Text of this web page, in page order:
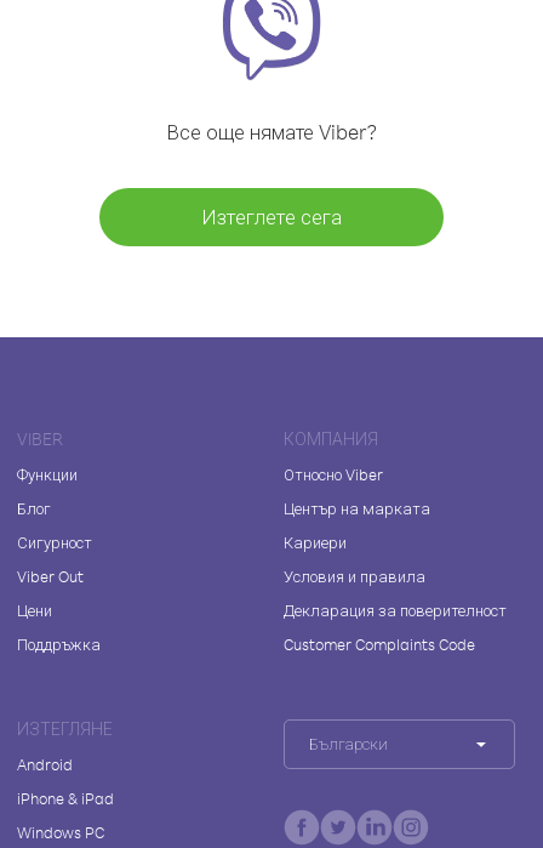
Все още нямате Viber?
Изтеглете сега
VIBER
Функции
Блог
Сигурност
Viber Out
Цени
Поддръжка
КОМПАНИЯ
Относно Viber
Център на марката
Кариери
Условия и правила
Декларация за поверителност
Customer Complaints Code
ИЗТЕГЛЯНЕ
Android
iPhone & iPad
Windows PC
Български